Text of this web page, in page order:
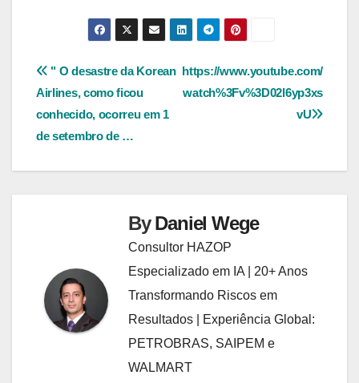
Navegação
de
Post
https://www.youtube.com/
watch%3Fv%3D02l6yp3xs
vU
" O desastre da Korean
Airlines, como ficou
conhecido, ocorreu em 1
de setembro de …
ByDaniel Wege
Consultor HAZOP
Especializado em IA | 20+ Anos
Transformando Riscos em
Resultados | Experiência Global:
PETROBRAS, SAIPEM e
WALMART